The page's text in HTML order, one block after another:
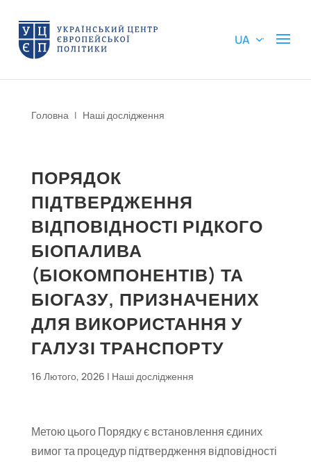
UA
Головна | Наші дослідження
ПОРЯДОК
ПІДТВЕРДЖЕННЯ
ВІДПОВІДНОСТІ РІДКОГО
БІОПАЛИВА
(БІОКОМПОНЕНТІВ) ТА
БІОГАЗУ, ПРИЗНАЧЕНИХ
ДЛЯ ВИКОРИСТАННЯ У
ГАЛУЗІ ТРАНСПОРТУ
16 Лютого, 2026 | Наші дослідження
Метою цього Порядку є встановлення єдиних
вимог та процедур підтвердження відповідності